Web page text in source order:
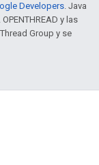
Developers. Java
y las
Group y se